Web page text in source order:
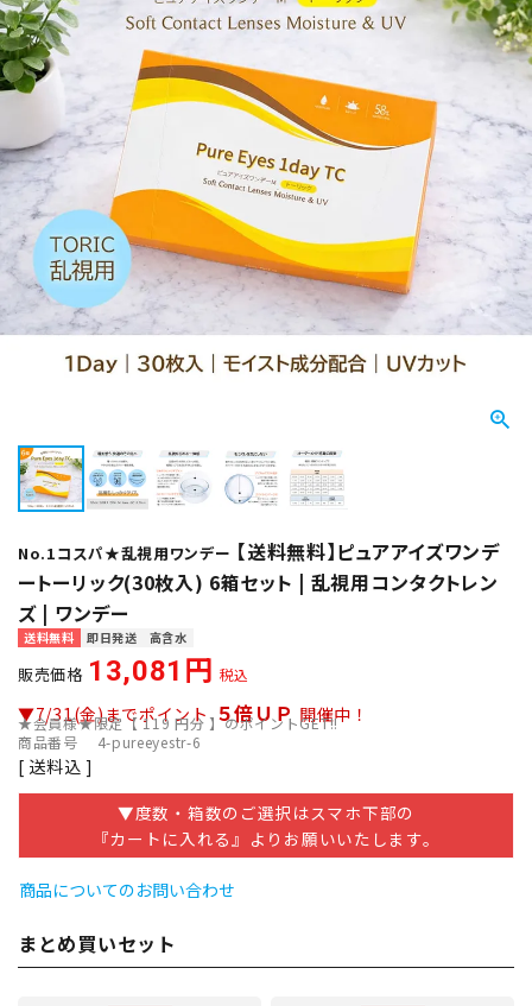
No.1コスパ★乱視用ワンデー 【送料無料】ピュアアイズワンデ
ートーリック(30枚入) 6箱セット | 乱視用コンタクトレン
ズ | ワンデー
送料無料 即日発送 高含水
販売価格 13,081 税込
▼7/31(金)までポイント ５倍ＵＰ 開催中！
★会員様★限定【 119 円分 】のポイントGET!!
商品番号
4-pureeyestr-6
送料込
▼度数・箱数のご選択はスマホ下部の
『カートに入れる』よりお願いいたします。
商品についてのお問い合わせ
まとめ買いセット